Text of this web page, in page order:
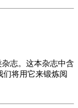
志。这本杂志中含
将用它来锻炼阅